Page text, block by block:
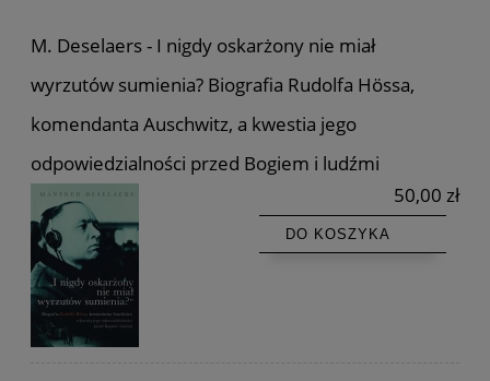
M. Deselaers - I nigdy oskarżony nie miał
wyrzutów sumienia? Biografia Rudolfa Hössa,
komendanta Auschwitz, a kwestia jego
odpowiedzialności przed Bogiem i ludźmi
50,00 zł
DO KOSZYKA